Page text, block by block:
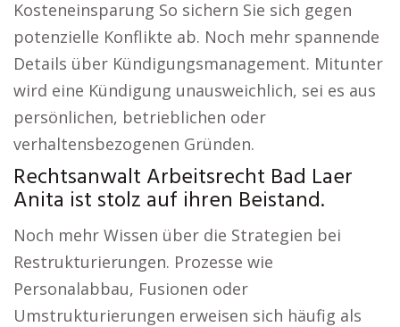
Kosteneinsparung So sichern Sie sich gegen
potenzielle Konflikte ab. Noch mehr spannende
Details über Kündigungsmanagement. Mitunter
wird eine Kündigung unausweichlich, sei es aus
persönlichen, betrieblichen oder
verhaltensbezogenen Gründen.
Rechtsanwalt Arbeitsrecht Bad Laer
Anita ist stolz auf ihren Beistand.
Noch mehr Wissen über die Strategien bei
Restrukturierungen. Prozesse wie
Personalabbau, Fusionen oder
Umstrukturierungen erweisen sich häufig als